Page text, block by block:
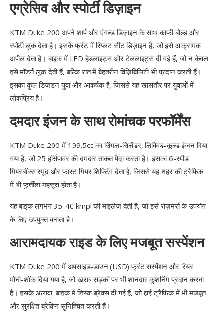
एग्रेसिव और स्पोर्टी डिज़ाइन
KTM Duke 200 अपने शार्प और एंगल्ड डिज़ाइन के साथ काफी बोल्ड और
स्पोर्टी लुक देता है। इसके फ्रंट में स्प्लिट सीट डिज़ाइन है, जो इसे आक्रामक
अपील देता है। बाइक में LED हेडलाइट्स और टेललाइट्स दी गई हैं, जो न केवल
इसे मॉडर्न लुक देती हैं, बल्कि रात में बेहतरीन विज़िबिलिटी भी प्रदान करती हैं।
इसका कुल डिज़ाइन युवा और आकर्षक है, जिससे यह खासतौर पर युवाओं में
लोकप्रिय है।
दमदार इंजन के साथ रोमांचक परफॉर्मेंस
KTM Duke 200 में 199.5cc का सिंगल-सिलेंडर, लिक्विड-कूल्ड इंजन दिया
गया है, जो 25 हॉर्सपावर की दमदार ताकत पैदा करता है। इसका 6-स्पीड
गियरबॉक्स स्मूद और फास्ट गियर शिफ्टिंग देता है, जिससे यह शहर की ट्रैफिक
में भी फुर्तीला महसूस होता है।
यह बाइक लगभग 35-40 kmpl की माइलेज देती है, जो इसे रोज़मर्रा के उपयोग
के लिए उपयुक्त बनाता है।
आरामदायक राइड के लिए मजबूत सस्पेंशन
KTM Duke 200 में अपसाइड-डाउन (USD) फ्रंट सस्पेंशन और रियर
मोनो-शॉक दिया गया है, जो खराब सड़कों पर भी शानदार कुशनिंग प्रदान करता
है। इसके अलावा, बाइक में डिस्क ब्रेक्स दी गई हैं, जो हाई ट्रैफिक में भी मजबूत
और सुरक्षित ब्रेकिंग सुनिश्चित करती हैं।